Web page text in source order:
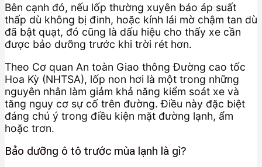
Bên cạnh đó, nếu lốp thường xuyên báo áp suất
thấp dù không bị đinh, hoặc kính lái mờ chậm tan dù
đã bật quạt, đó cũng là dấu hiệu cho thấy xe cần
được bảo dưỡng trước khi trời rét hơn.
Theo Cơ quan An toàn Giao thông Đường cao tốc
Hoa Kỳ (NHTSA), lốp non hơi là một trong những
nguyên nhân làm giảm khả năng kiểm soát xe và
tăng nguy cơ sự cố trên đường. Điều này đặc biệt
đáng chú ý trong điều kiện mặt đường lạnh, ẩm
hoặc trơn.
Bảo dưỡng ô tô trước mùa lạnh là gì?